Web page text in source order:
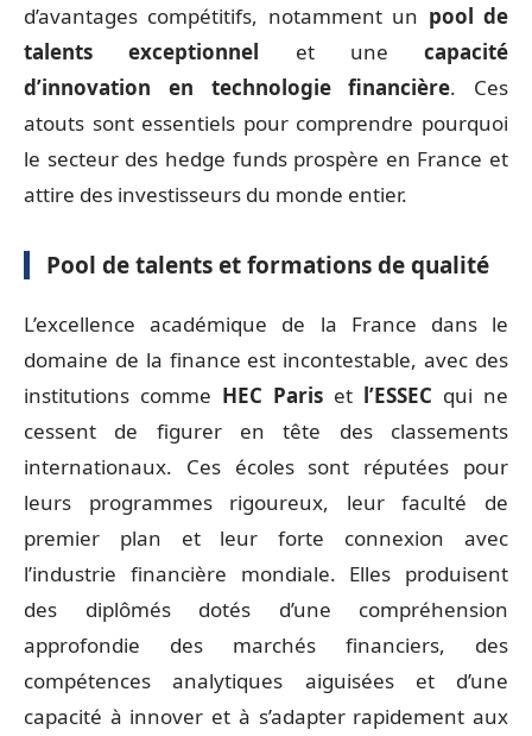
d’avantages compétitifs, notamment un pool de
talents exceptionnel et une capacité
d’innovation en technologie financière. Ces
atouts sont essentiels pour comprendre pourquoi
le secteur des hedge funds prospère en France et
attire des investisseurs du monde entier.
Pool de talents et formations de qualité
L’excellence académique de la France dans le
domaine de la finance est incontestable, avec des
institutions comme HEC Paris et l’ESSEC qui ne
cessent de figurer en tête des classements
internationaux. Ces écoles sont réputées pour
leurs programmes rigoureux, leur faculté de
premier plan et leur forte connexion avec
l’industrie financière mondiale. Elles produisent
des diplômés dotés d’une compréhension
approfondie des marchés financiers, des
compétences analytiques aiguisées et d’une
capacité à innover et à s’adapter rapidement aux